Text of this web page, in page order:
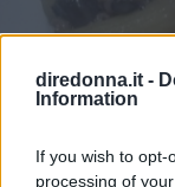
diredonna.it -
Information
If you wish to
processing of